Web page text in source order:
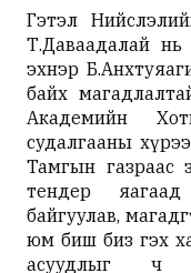
Гэтэл
Т.Даваадалай нь
эхнэр
байх
Академийн
судалгааны
Тамгын газраас
тендер
байгуулав,
юм биш биз гэх
асуудлыг ч